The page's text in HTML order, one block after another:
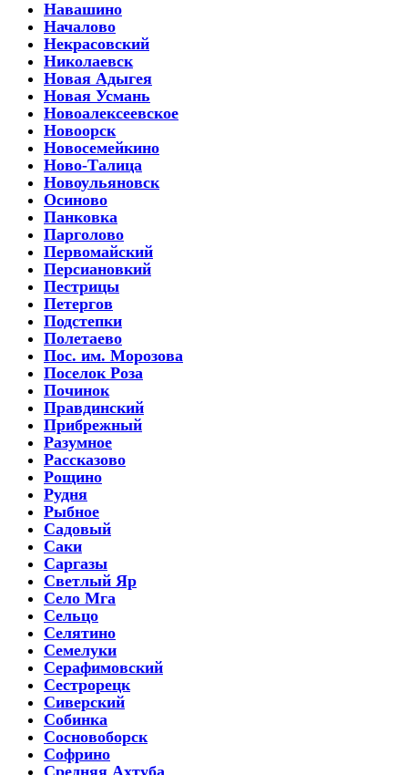
Навашино
Началово
Некрасовский
Николаевск
Новая Адыгея
Новая Усмань
Новоалексеевское
Новоорск
Новосемейкино
Ново-Талица
Новоульяновск
Осиново
Панковка
Парголово
Первомайский
Персиановкий
Пестрицы
Петергов
Подстепки
Полетаево
Пос. им. Морозова
Поселок Роза
Починок
Правдинский
Прибрежный
Разумное
Рассказово
Рощино
Рудня
Рыбное
Садовый
Саки
Саргазы
Светлый Яр
Село Мга
Сельцо
Селятино
Семелуки
Серафимовский
Сестрорецк
Сиверский
Собинка
Сосновоборск
Софрино
Средняя Ахтуба